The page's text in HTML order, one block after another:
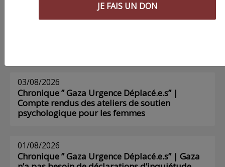
Voir tous les numéros papier
03/08/2026
Chronique ” Gaza Urgence Déplacé.e.s” |
Compte rendus des ateliers de soutien
psychologique pour les femmes
01/08/2026
Chronique ” Gaza Urgence Déplacé.e.s” | Gaza
JE FAIS UN DON